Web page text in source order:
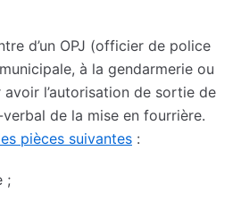
d’un OPJ (officier de police
à la gendarmerie ou
l’autorisation de sortie de
de la mise en fourrière.
pièces suivantes :
;